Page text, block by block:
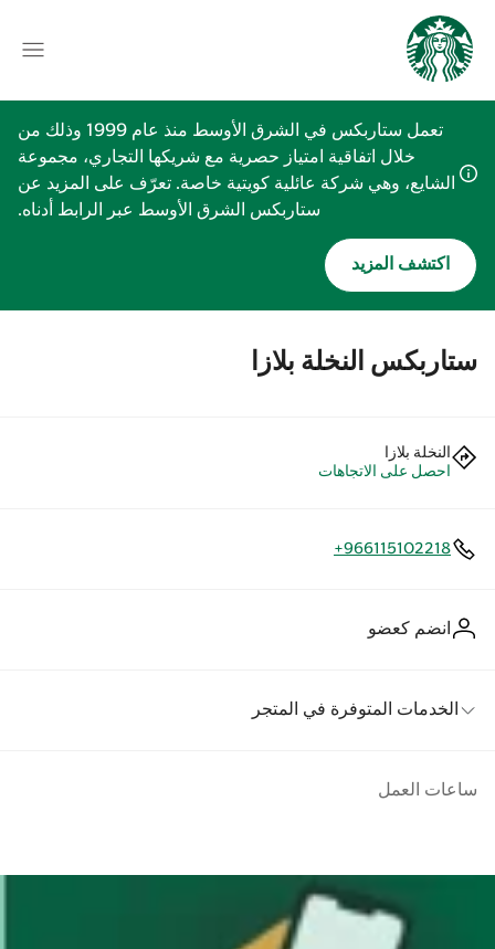
تعمل ستاربكس في الشرق الأوسط منذ عام 1999 وذلك من
خلال اتفاقية امتياز حصرية مع شريكها التجاري، مجموعة
الشايع، وهي شركة عائلية كويتية خاصة. تعرّف على المزيد عن
ستاربكس الشرق الأوسط عبر الرابط أدناه.
اكتشف المزيد
ستاربكس النخلة بلازا
النخلة بلازا
احصل على الاتجاهات
+966115102218
انضم كعضو
الخدمات المتوفرة في المتجر
ساعات العمل